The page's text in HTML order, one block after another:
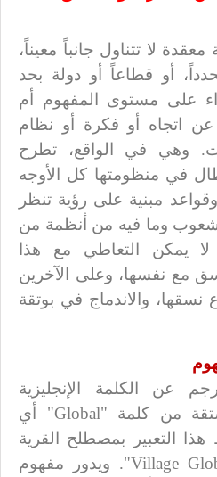
لا تتناول جانباً معيناً،
أو قطاعاً أو دولة بحد
على مستوى المفهوم أم
اتجاه أو فكرة أو نظام
وهي في الواقع، تطرح
في منظومتها كل الأوجه
مبنية على رؤية تنظر
شعوب وما فيه من أنظمة من
لا يمكن التعاطي مع هذا
مع نفسها، وعلى الآخرين
نسقها، والاندماج في بوتقة
عن الكلمة الإنجليزية
من كلمة "Global" أي
التعبير بمصطلح القرية
Village". ويدور مفهوم